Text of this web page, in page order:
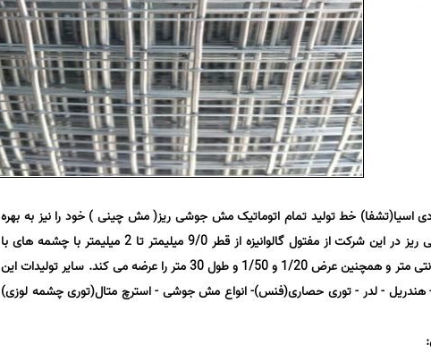
اسیا(تشفا) خط تولید تمام اتوماتیک مش جوشی ریز( مش چینی ) خود را نیز به بهره
برداری رساند. تولید مش جوشی ریز در این شرکت از مفتول گالوانیزه از قطر 9/0 میلیمتر تا 2 میلیمتر با چشمه های با
ابعاد 1*1 ، 2*2 و 2.5*2.5 سانتی متر و همچنین عرض 1/20 و 1/50 و طول 30 متر را عرضه می کند. سایر تولیدات این
- هندریل - لدر - توری حصاری(فنس)- انواع مش جوشی - استرچ متال(توری چشمه لوزی)